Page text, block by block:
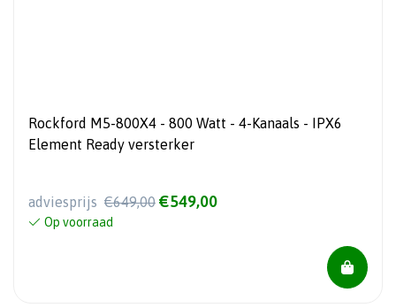
Rockford M5-800X4 - 800 Watt - 4-Kanaals - IPX6
Element Ready versterker
adviesprijs €649,00 €549,00
Op voorraad